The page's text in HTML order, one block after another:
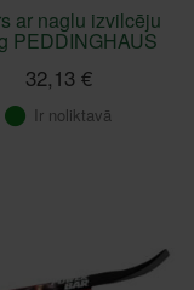
ar naglu izvilcēju
PEDDINGHAUS
32,13 €
Ir noliktavā